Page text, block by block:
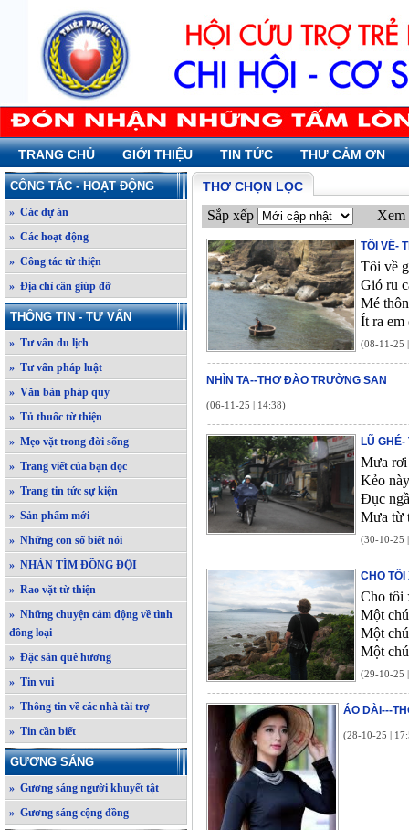
TRANG CHỦ GIỚI THIỆU TIN TỨC THƯ CẢM ƠN
CÔNG TÁC - HOẠT ĐỘNG
» Các dự án
» Các hoạt động
» Công tác từ thiện
» Địa chỉ cần giúp đỡ
THÔNG TIN - TƯ VẤN
» Tư vấn du lịch
» Tư vấn pháp luật
» Văn bản pháp quy
» Tủ thuốc từ thiện
» Mẹo vặt trong đời sống
» Trang viết của bạn đọc
» Trang tin tức sự kiện
» Sản phẩm mới
» Những con số biết nói
» NHẮN TÌM ĐỒNG ĐỘI
» Rao vặt từ thiện
» Những chuyện cảm động về tình
đồng loại
» Đặc sản quê hương
» Tin vui
» Thông tin về các nhà tài trợ
» Tin cần biết
GƯƠNG SÁNG
» Gương sáng người khuyết tật
» Gương sáng cộng đồng
THƠ CHỌN LỌC
Sắp xếp Xem
TÔI VỀ-
Tôi về
Gió ru
Mé
Ít ra em
(08-11-25
NHÌN TA--THƠ ĐÀO TRƯỜNG SAN
(06-11-25 | 14:38)
LŨ
Mưa
Kẻo
Đục
Mưa từ
(30-10-25
CHO
Cho tôi
Một
Một
Một
(29-10-25
ÁO DÀI---
(28-10-25 |